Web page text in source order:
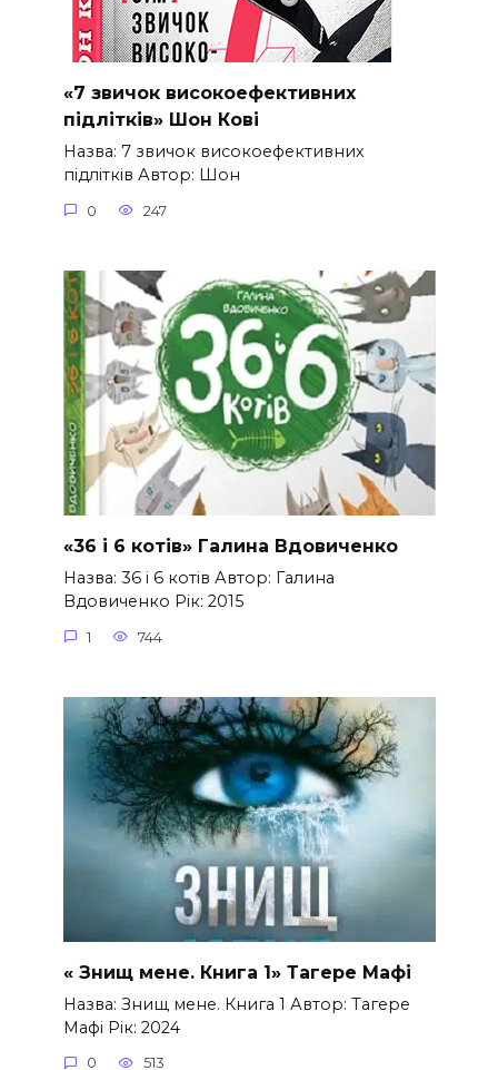
«7 звичок високоефективних
підлітків» Шон Кові
Назва: 7 звичок високоефективних
підлітків Автор: Шон
0 247
«36 і 6 котів» Галина Вдовиченко
Назва: 36 і 6 котів Автор: Галина
Вдовиченко Рік: 2015
1 744
« Знищ мене. Книга 1» Тагере Мафі
Назва: Знищ мене. Книга 1 Автор: Тагере
Мафі Рік: 2024
0 513